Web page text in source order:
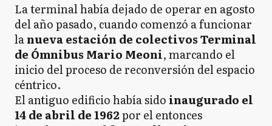
La terminal había dejado de operar en agosto
del año pasado, cuando comenzó a funcionar
lanueva estación de colectivos Terminal
de Ómnibus Mario Meoni, marcando el
inicio del proceso de reconversión del espacio
céntrico.
El antiguo edificio había sido inaugurado el
14 de abril de 1962por el entonces